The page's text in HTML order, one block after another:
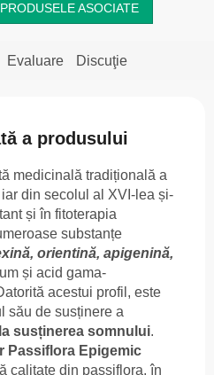
ASOCIATE
Evaluare Discuţie
a produsului
medicinală tradițională a
din secolul al XVI-lea și-
și în fitoterapia
substanțe
orientină, apigenină,
și acid gama-
acestui profil, este
său de susținere a
susținerea somnului.
Passiflora Epigemic
calitate din passiflora, în